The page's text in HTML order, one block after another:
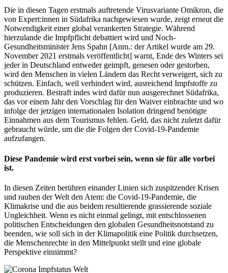
Die in diesen Tagen erstmals auftretende Virusvariante Omikron, die
von Expert:innen in Südafrika nachgewiesen wurde, zeigt erneut die
Notwendigkeit einer global verankerten Strategie. Während
hierzulande die Impfpflicht debattiert wird und Noch-
Gesundheitsminister Jens Spahn [Anm.: der Artikel wurde am 29.
November 2021 erstmals veröffentlicht] warnt, Ende des Winters sei
jeder in Deutschland entweder geimpft, genesen oder gestorben,
wird den Menschen in vielen Ländern das Recht verweigert, sich zu
schützen. Einfach, weil verhindert wird, ausreichend Impfstoffe zu
produzieren. Bestraft indes wird dafür nun ausgerechnet Südafrika,
das vor einem Jahr den Vorschlag für den Waiver einbrachte und wo
infolge der jetzigen internationalen Isolation dringend benötigte
Einnahmen aus dem Tourismus fehlen. Geld, das nicht zuletzt dafür
gebraucht würde, um die die Folgen der Covid-19-Pandemie
aufzufangen.
Diese Pandemie wird erst vorbei sein, wenn sie für alle vorbei
ist.
In diesen Zeiten berühren einander Linien sich zuspitzender Krisen
und rauben der Welt den Atem: die Covid-19-Pandemie, die
Klimakrise und die aus beidem resultierende grassierende soziale
Ungleichheit. Wenn es nicht einmal gelingt, mit entschlossenen
politischen Entscheidungen den globalen Gesundheitsnotstand zu
beenden, wie soll sich in der Klimapolitik eine Politik durchsetzen,
die Menschenrechte in den Mittelpunkt stellt und eine globale
Perspektive einnimmt?